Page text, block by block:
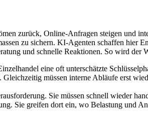
zurück, Online-Anfragen steigen und
zu sichern. KI-Agenten schaffen hier
und schnelle Reaktionen. So wird der
eine oft unterschätzte
müssen interne Abläufe erst
Sie müssen schnell wieder
Sie greifen dort ein, wo Belastung und